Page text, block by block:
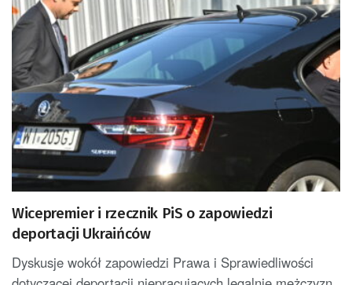
Wicepremier i rzecznik PiS o zapowiedzi
deportacji Ukraińców
Dyskusje wokół zapowiedzi Prawa i Sprawiedliwości